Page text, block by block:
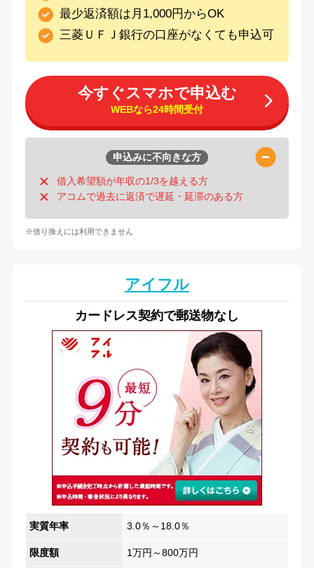
最少返済額は月1,000円からOK
三菱ＵＦＪ銀行の口座がなくても申込可
今すぐスマホで申込む
WEBなら24時間受付
申込みに不向きな方
借入希望額が年収の1/3を越える方
アコムで過去に返済で遅延・延滞のある方
※借り換えには利用できません
アイフル
カードレス契約で郵送物なし
実質年率 3.0％～18.0％
限度額 1万円～800万円